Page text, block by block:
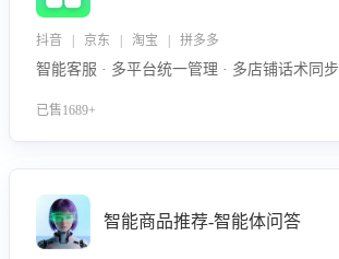
抖音 | 京东 | 淘宝 | 拼多多
智能客服 · 多平台统一管理 · 多店铺话术同步
已售1689+
智能商品推荐-智能体问答